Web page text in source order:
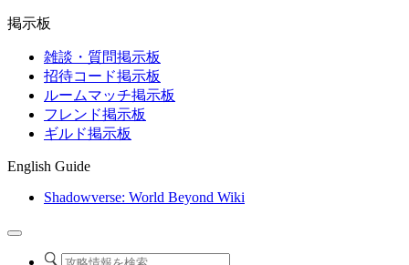
掲示板
雑談・質問掲示板
招待コード掲示板
ルームマッチ掲示板
フレンド掲示板
ギルド掲示板
English Guide
Shadowverse: World Beyond Wiki